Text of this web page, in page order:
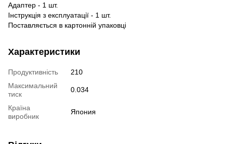
Адаптер - 1 шт.
Інструкція з експлуатації - 1 шт.
Поставляється в картонній упаковці
Характеристики
Продуктивність
210
Максимальний
тиск
0.034
Країна
виробник
Япония